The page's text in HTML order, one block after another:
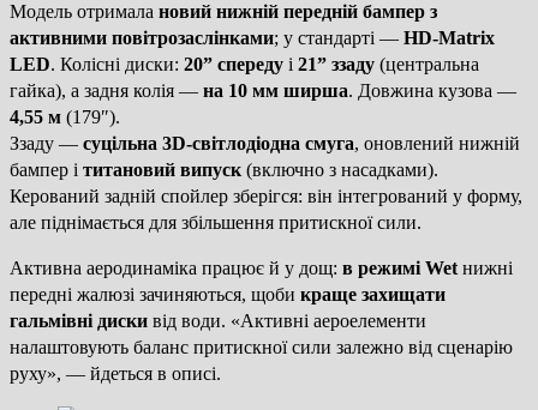
Модель отримала новий нижній передній бампер з
активними повітрозаслінками; у стандарті — HD-Matrix
LED. Колісні диски: 20” спереду і 21” ззаду (центральна
гайка), а задня колія — на 10 мм ширша. Довжина кузова —
4,55 м (179″).
Ззаду — суцільна 3D-світлодіодна смуга, оновлений нижній
бампер і титановий випуск(включно з насадками).
Керований задній спойлер зберігся: він інтегрований у форму,
але піднімається для збільшення притискної сили.
Активна аеродинаміка працює й у дощ: в режимі Wetнижні
передні жалюзі зачиняються, щоби краще захищати
гальмівні диски від води. «Активні аероелементи
налаштовують баланс притискної сили залежно від сценарію
руху», — йдеться в описі.